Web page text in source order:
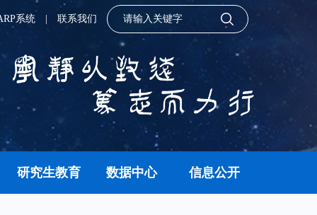
系统 联系我们
研究生教育 数据中心 信息公开